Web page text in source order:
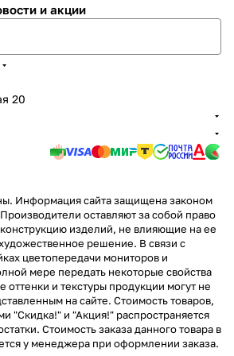
и акции
20
Информация сайта защищена законом
оставляют за собой право
изделий, не влияющие на ее
решение. В связи с
цветопередачи мониторов и
мере передать некоторые свойства
оттенки и текстуры продукции могут не
на сайте. Стоимость товаров,
"Скидка!" и "Акция!" распространяется
Стоимость заказа данного товара в
у менеджера при оформлении заказа.